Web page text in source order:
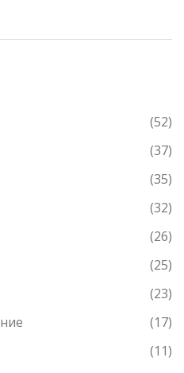
на долгие годы.
(52)
(37)
(35)
(32)
(26)
(25)
(23)
(17)
(11)